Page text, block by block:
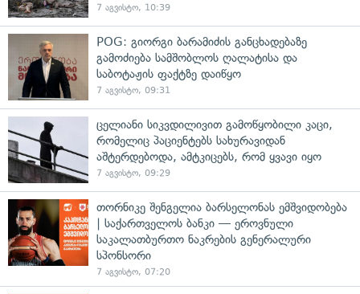
7 აგვისტო, 10:39
POG: გიორგი ბარამიძის განცხადებაზე
გამოძიება სამშობლოს ღალატისა და
საბოტაჟის ფაქტზე დაიწყო
7 აგვისტო, 09:31
ცელიანი სიკვდილივით გამოწყობილი კაცი,
რომელიც პაციენტებს სახურავიდან
აშტერდებოდა, ამტკიცებს, რომ ყვავი იყო
7 აგვისტო, 09:29
თორნიკე შენგელია ბარსელონას ემშვიდობება
| საქართველოს ბანკი — ეროვნული
საკალათბურთო ნაკრების გენერალური
სპონსორი
7 აგვისტო, 07:20